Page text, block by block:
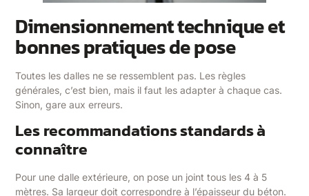
Dimensionnement technique et
bonnes pratiques de pose
Toutes les dalles ne se ressemblent pas. Les règles
générales, c’est bien, mais il faut les adapter à chaque cas.
Sinon, gare aux erreurs.
Les recommandations standards à
connaître
Pour une dalle extérieure, on pose un joint tous les 4 à 5
mètres. Sa largeur doit correspondre à l’épaisseur du béton.